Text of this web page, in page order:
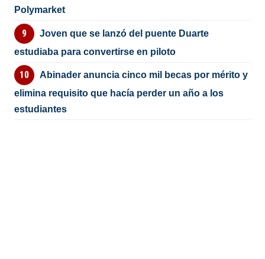
Polymarket
Joven que se lanzó del puente Duarte
estudiaba para convertirse en piloto
Abinader anuncia cinco mil becas por mérito y
elimina requisito que hacía perder un año a los
estudiantes